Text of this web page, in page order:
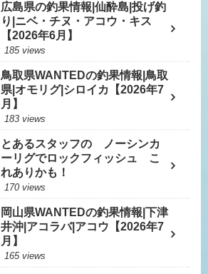
広島県の釣果情報|仙酔島|投げ釣
り|ニベ・チヌ・アコウ・キス
【2026年6月】
185 views
鳥取県WANTEDの釣果情報|鳥取
県|オモリグ|シロイカ【2026年7
月】
183 views
とあるスタッフの ノーシンカ
ーリグでロックフィッシュ こ
れありかも！
170 views
岡山県WANTEDの釣果情報|下津
井沖|アコラバ|アコウ【2026年7
月】
165 views